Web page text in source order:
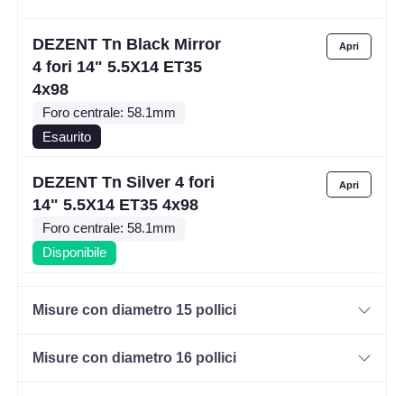
DEZENT Tn Black Mirror
4 fori 14" 5.5X14 ET35
4x98
Foro centrale: 58.1mm
Esaurito
DEZENT Tn Silver 4 fori
14" 5.5X14 ET35 4x98
Foro centrale: 58.1mm
Disponibile
14" 5.5X14 ET35 4x100
Misure con diametro 15 pollici
Misure con diametro 16 pollici